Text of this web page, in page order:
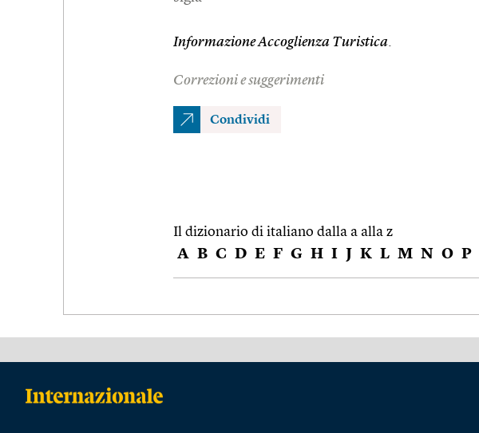
Informazione Accoglienza Turistica.
Correzioni e suggerimenti
Condividi
Il dizionario di italiano dalla a alla z
A B C D E F G H I J K L M N O P